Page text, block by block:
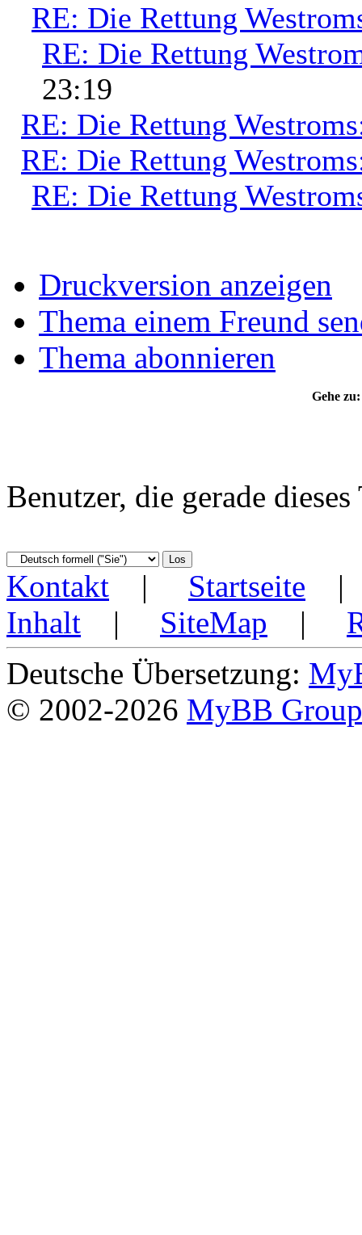
RE: Die Rettung
RE: Die Rettung
23:19
RE: Die Rettung
RE: Die Rettung
RE: Die Rettung
Druckversion anzeigen
Thema einem Freund
Thema abonnieren
Gehe zu:
Benutzer, die gerade
Kontakt | Startseite
Inhalt | SiteMap |
Deutsche Übersetzung:
© 2002-2026 MyBB Group